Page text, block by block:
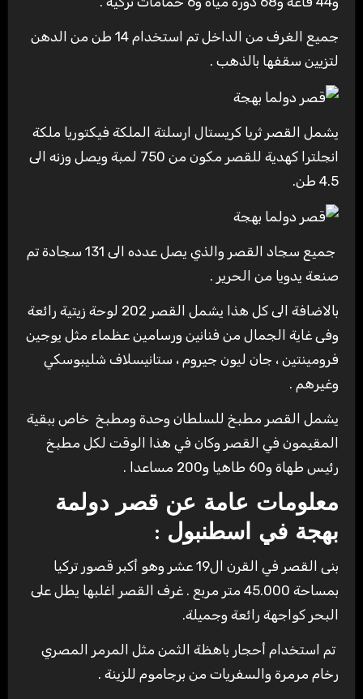
جميع الغرف من الداخل تم استخدام 14 طن من الدهن
لتزيين سقفها بالذهب .
يشمل القصر ثريا كريستال ارسلتة الملكة فيكتوريا ملكة
انجلترا كهدية للقصر مكون من 750 لمبة ويصل وزنه الى
4.5 طن.
جميع سجاد القصر والذي يصل عدده الى 131 سجادة تم
صنعة يدويا من الحرير .
بالاضافة الى كل هذا يشمل القصر 202 لوحة زيتية رائعة
وفى غاية الجمال من فنانين ورسامين عظماء مثل يوجين
فرومينتين ، جان ليون جيروم ، ستانيسلاف شليبوسكي
وغيرهم .
يشمل القصر مطبخ للسلطان وحدة ومطبخ خاص ببقية
المقيمون في القصر وكان في هذا الوقت لكل مطبخ
رئيس طهاة و60 طاهيا و200 مساعدا .
معلومات عامة عن قصر دولمة
بهجة في اسطنبول :
بنى القصر في القرن ال19 عشر وهو أكبر قصور تركيا
بمساحة 45.000 متر مربع . غرف القصر اغلبها يطل على
البحر كواجهة رائعة وجميلة.
تم استخدام أحجار باهظة الثمن مثل المرمر المصري
رخام مرمرة والسفريات من برجاموم للزينة .